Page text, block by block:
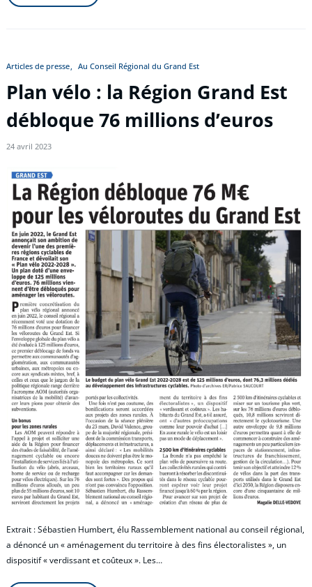
Articles de presse Au Conseil Régional du Grand Est
Plan vélo : la Région Grand Est
débloque 76 millions d’euros
24 avril 2023
Extrait : Sébastien Humbert, élu Rassemblement national au conseil régional,
a dénoncé un « aménagement du territoire à des fins électoralistes », un
dispositif « verdissant et coûteux ». Les…